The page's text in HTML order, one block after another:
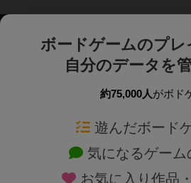
ボードゲームのプレ
自分のデータを
約75,000人がボド
遊んだボード
気になるゲー
お気に入り作品
ボードゲームを検索する